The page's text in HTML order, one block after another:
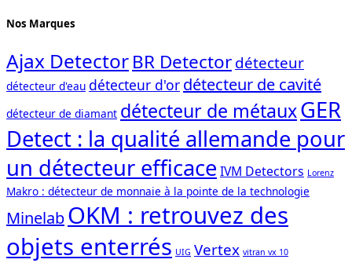
Nos Marques
Ajax DetectorBR Detectordétecteur
détecteur d'eau détecteur d'or détecteur de cavité
détecteur de diamant détecteur de métauxGER
Detect : la qualité allemande pour
un détecteur efficace IVM Detectors Lorenz
Makro : détecteur de monnaie à la pointe de la technologie
MinelabOKM : retrouvez des
objets enterrés UIG Vertex vitran vx 10